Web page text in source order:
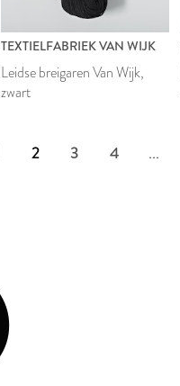
TEXTIELFABRIEK VAN WIJK
Leidse breigaren Van Wijk,
zwart
2 3 4 ...